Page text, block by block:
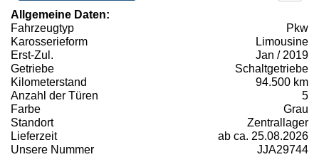
Allgemeine Daten:
Fahrzeugtyp
Pkw
Karosserieform
Limousine
Erst-Zul.
Jan / 2019
Getriebe
Schaltgetriebe
Kilometerstand
94.500 km
Anzahl der Türen
5
Farbe
Grau
Standort
Zentrallager
Lieferzeit
ab ca. 25.08.2026
Unsere Nummer
JJA29744